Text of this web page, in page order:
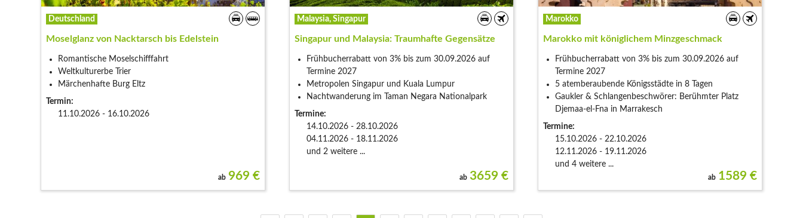
Deutschland
Moselglanz von Nacktarsch bis Edelstein
Romantische Moselschifffahrt
Weltkulturerbe Trier
Märchenhafte Burg Eltz
Termin:
11.10.2026 - 16.10.2026
ab 969 €
Malaysia, Singapur
Singapur und Malaysia: Traumhafte Gegensätze
Frühbucherrabatt von 3% bis zum 30.09.2026 auf
Termine 2027
Metropolen Singapur und Kuala Lumpur
Nachtwanderung im Taman Negara Nationalpark
Termine:
14.10.2026 - 28.10.2026
04.11.2026 - 18.11.2026
und 2 weitere ...
ab 3659 €
Marokko
Marokko mit königlichem Minzgeschmack
Frühbucherrabatt von 3% bis zum 30.09.2026 auf
Termine 2027
5 atemberaubende Königsstädte in 8 Tagen
Gaukler & Schlangenbeschwörer: Berühmter Platz
Djemaa-el-Fna in Marrakesch
Termine:
15.10.2026 - 22.10.2026
12.11.2026 - 19.11.2026
und 4 weitere ...
ab 1589 €